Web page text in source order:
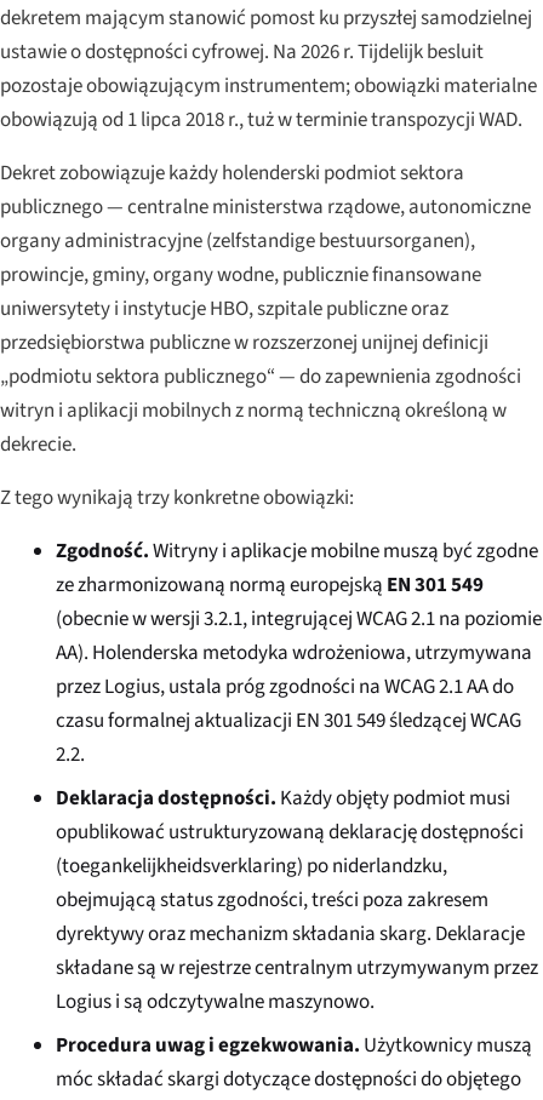
dekretem mającym stanowić pomost ku przyszłej samodzielnej
ustawie o dostępności cyfrowej. Na 2026 r. Tijdelijk besluit
pozostaje obowiązującym instrumentem; obowiązki materialne
obowiązują od 1 lipca 2018 r., tuż w terminie transpozycji WAD.
Dekret zobowiązuje każdy holenderski podmiot sektora
publicznego — centralne ministerstwa rządowe, autonomiczne
organy administracyjne (zelfstandige bestuursorganen),
prowincje, gminy, organy wodne, publicznie finansowane
uniwersytety i instytucje HBO, szpitale publiczne oraz
przedsiębiorstwa publiczne w rozszerzonej unijnej definicji
„podmiotu sektora publicznego“ — do zapewnienia zgodności
witryn i aplikacji mobilnych z normą techniczną określoną w
dekrecie.
Z tego wynikają trzy konkretne obowiązki:
Zgodność.Witryny i aplikacje mobilne muszą być zgodne
ze zharmonizowaną normą europejską EN 301 549
(obecnie w wersji 3.2.1, integrującej WCAG 2.1 na poziomie
AA). Holenderska metodyka wdrożeniowa, utrzymywana
przez Logius, ustala próg zgodności na WCAG 2.1 AA do
czasu formalnej aktualizacji EN 301 549 śledzącej WCAG
2.2.
Deklaracja dostępności. Każdy objęty podmiot musi
opublikować ustrukturyzowaną deklarację dostępności
(toegankelijkheidsverklaring) po niderlandzku,
obejmującą status zgodności, treści poza zakresem
dyrektywy oraz mechanizm składania skarg. Deklaracje
składane są w rejestrze centralnym utrzymywanym przez
Logius i są odczytywalne maszynowo.
Procedura uwag i egzekwowania. Użytkownicy muszą
móc składać skargi dotyczące dostępności do objętego